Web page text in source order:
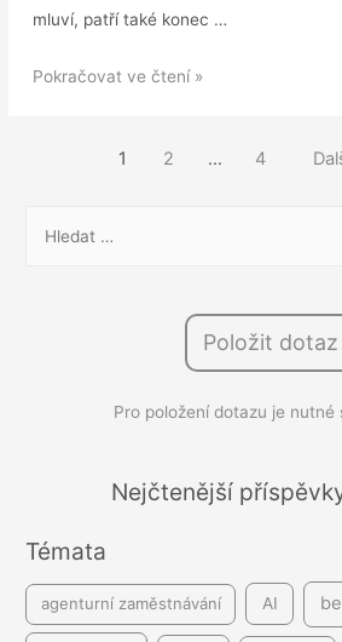
mluví, patří také konec …
Povinné
inzerátech?
Pokračovat ve čtení »
Stránkování
1 2 … 4
í
Položit dotaz
Pro položení dotazu je nutné
Nejčtenější
Témata
agenturní zaměstnávání AI